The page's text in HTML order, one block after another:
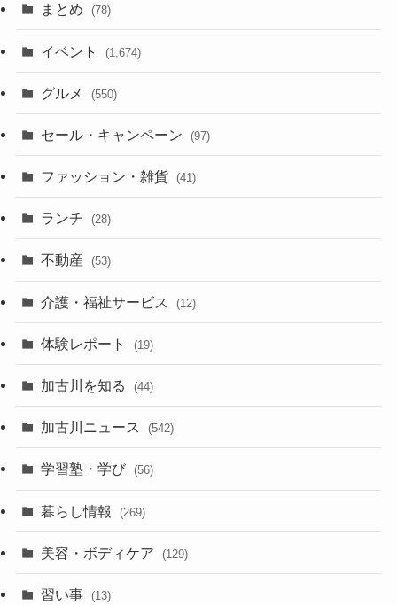
まとめ (78)
イベント (1,674)
グルメ (550)
セール・キャンペーン (97)
ファッション・雑貨 (41)
ランチ (28)
不動産 (53)
介護・福祉サービス (12)
体験レポート (19)
加古川を知る (44)
加古川ニュース (542)
学習塾・学び (56)
暮らし情報 (269)
美容・ボディケア (129)
習い事 (13)